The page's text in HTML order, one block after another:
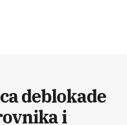
deblokade
i